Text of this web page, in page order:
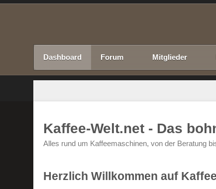
Dashboard Forum Mitglieder
Kaffee-Welt.net - Das
Alles rund um Kaffeemaschinen, von der Beratung
Herzlich Willkommen auf